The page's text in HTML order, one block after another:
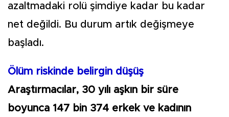
azaltmadaki rolü şimdiye kadar bu kadar
net değildi. Bu durum artık değişmeye
başladı.
Ölüm riskinde belirgin düşüş
Araştırmacılar, 30 yılı aşkın bir süre
boyunca 147 bin 374 erkek ve kadının